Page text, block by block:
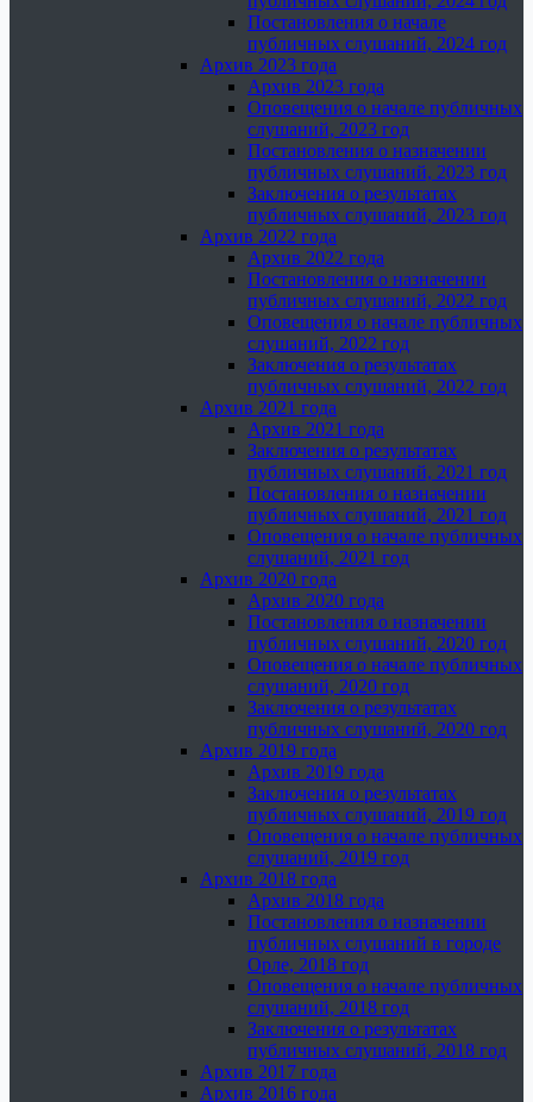
Постановления о начале
публичных слушаний, 2024 год
Архив 2023 года
Архив 2023 года
Оповещения о начале публичных
слушаний, 2023 год
Постановления о назначении
публичных слушаний, 2023 год
Заключения о результатах
публичных слушаний, 2023 год
Архив 2022 года
Архив 2022 года
Постановления о назначении
публичных слушаний, 2022 год
Оповещения о начале публичных
слушаний, 2022 год
Заключения о результатах
публичных слушаний, 2022 год
Архив 2021 года
Архив 2021 года
Заключения о результатах
публичных слушаний, 2021 год
Постановления о назначении
публичных слушаний, 2021 год
Оповещения о начале публичных
слушаний, 2021 год
Архив 2020 года
Архив 2020 года
Постановления о назначении
публичных слушаний, 2020 год
Оповещения о начале публичных
слушаний, 2020 год
Заключения о результатах
публичных слушаний, 2020 год
Архив 2019 года
Архив 2019 года
Заключения о результатах
публичных слушаний, 2019 год
Оповещения о начале публичных
слушаний, 2019 год
Архив 2018 года
Архив 2018 года
Постановления о назначении
публичных слушаний в городе
Орле, 2018 год
Оповещения о начале публичных
слушаний, 2018 год
Заключения о результатах
публичных слушаний, 2018 год
Архив 2017 года
Архив 2016 года